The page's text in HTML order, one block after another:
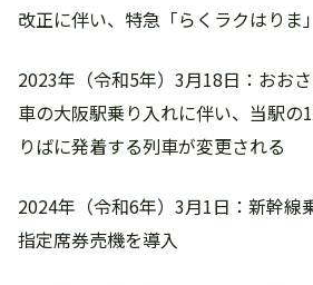
改正に伴い、特急「らくラクはりま
2023年（令和5年）3月18日：おお
車の大阪駅乗り入れに伴い、当駅の
りばに発着する列車が変更される
2024年（令和6年）3月1日：新幹線
指定席券売機を導入